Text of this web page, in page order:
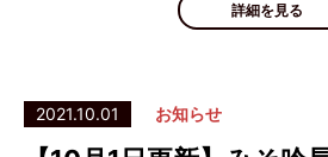
詳細を見る
2021.10.01 お知らせ